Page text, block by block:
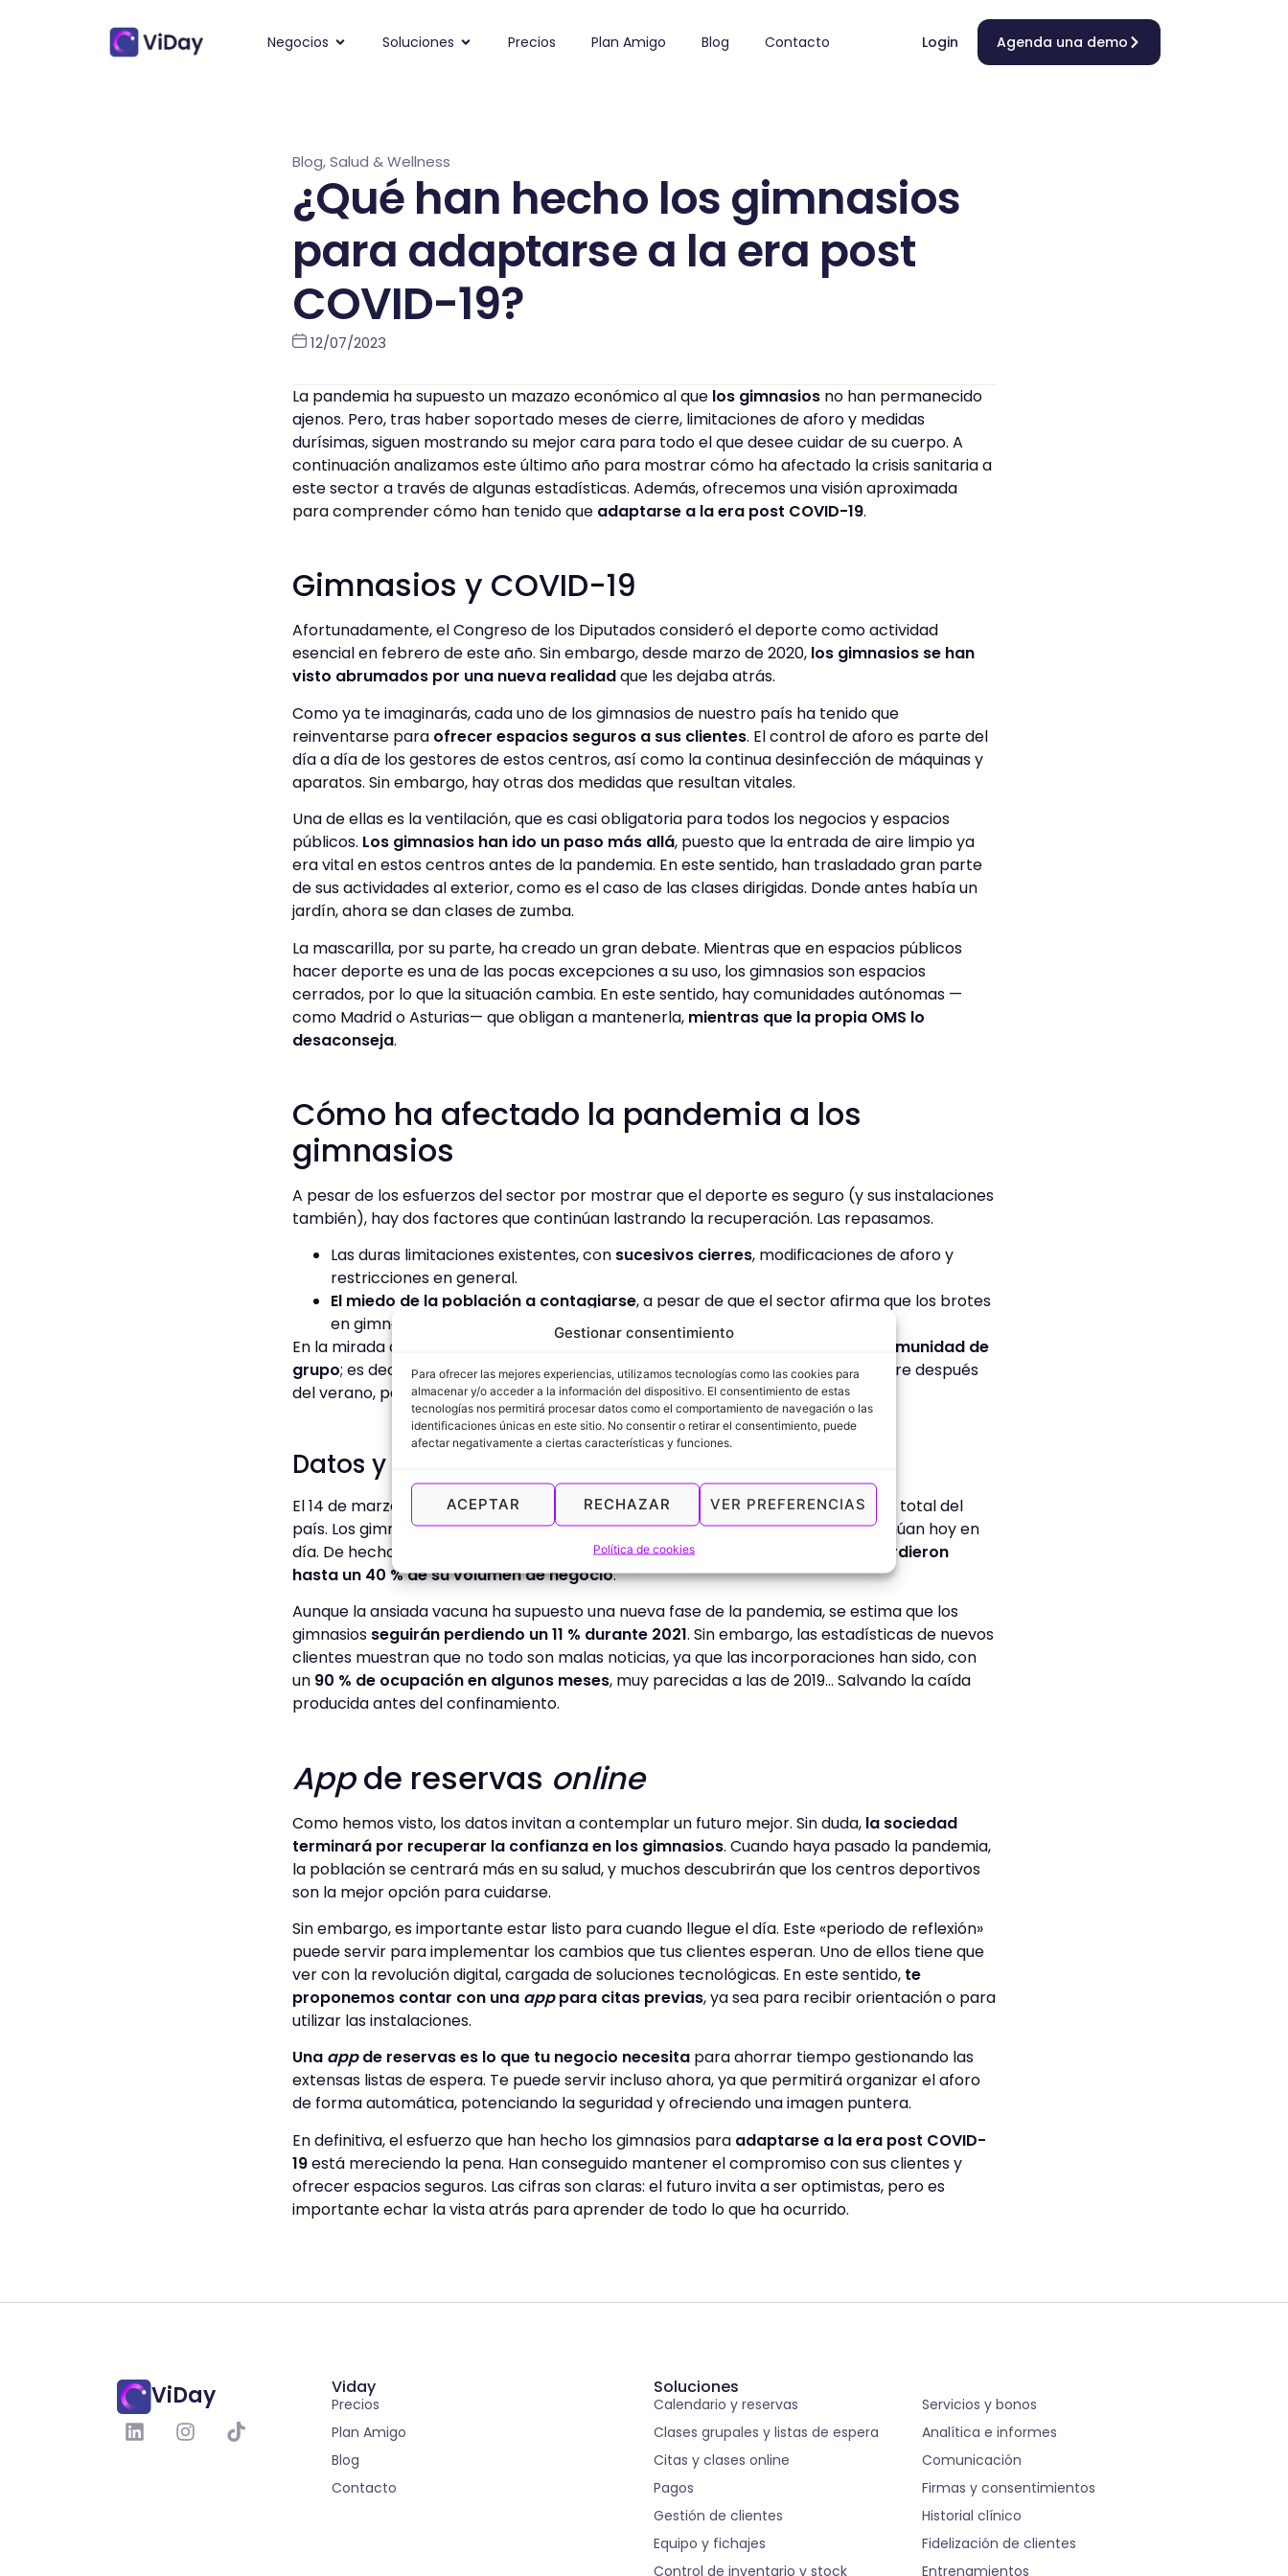
Gestionar consentimiento
Para ofrecer las mejores experiencias, utilizamos tecnologías como las cookies para
almacenar y/o acceder a la información del dispositivo. El consentimiento de estas
tecnologías nos permitirá procesar datos como el comportamiento de navegación o las
identificaciones únicas en este sitio. No consentir o retirar el consentimiento, puede
afectar negativamente a ciertas características y funciones.
ACEPTAR RECHAZAR VER PREFERENCIAS
Política de cookies
Negocios Soluciones Precios Plan Amigo Blog Contacto Login Agenda una demo
Blog,Salud & Wellness
¿Qué han hecho los gimnasios
para adaptarse a la era post
COVID-19?
12/07/2023
La pandemia ha supuesto un mazazo económico al que los gimnasiosno han permanecido
ajenos. Pero, tras haber soportado meses de cierre, limitaciones de aforo y medidas
durísimas, siguen mostrando su mejor cara para todo el que desee cuidar de su cuerpo. A
continuación analizamos este último año para mostrar cómo ha afectado la crisis sanitaria a
este sector a través de algunas estadísticas. Además, ofrecemos una visión aproximada
para comprender cómo han tenido queadaptarse a la era post COVID-19.
Gimnasios y COVID-19
Afortunadamente, el Congreso de los Diputados consideró el deporte como actividad
esencial en febrero de este año. Sin embargo, desde marzo de 2020, los gimnasios se han
visto abrumados por una nueva realidadque les dejaba atrás.
Como ya te imaginarás, cada uno de los gimnasios de nuestro país ha tenido que
reinventarse para ofrecer espacios seguros a sus clientes. El control de aforo es parte del
día a día de los gestores de estos centros, así como la continua desinfección de máquinas y
aparatos. Sin embargo, hay otras dos medidas que resultan vitales.
Una de ellas es la ventilación, que es casi obligatoria para todos los negocios y espacios
públicos. Los gimnasios han ido un paso más allá, puesto que la entrada de aire limpio ya
era vital en estos centros antes de la pandemia. En este sentido, han trasladado gran parte
de sus actividades al exterior, como es el caso de las clases dirigidas. Donde antes había un
jardín, ahora se dan clases de zumba.
La mascarilla, por su parte, ha creado un gran debate. Mientras que en espacios públicos
hacer deporte es una de las pocas excepciones a su uso, los gimnasios son espacios
cerrados, por lo que la situación cambia. En este sentido, hay comunidades autónomas —
como Madrid o Asturias— que obligan a mantenerla, mientras que la propia OMS lo
desaconseja.
Cómo ha afectado la pandemia a los
gimnasios
A pesar de los esfuerzos del sector por mostrar que el deporte es seguro (y sus instalaciones
también), hay dos factores que continúan lastrando la recuperación. Las repasamos.
Las duras limitaciones existentes, con sucesivos cierres, modificaciones de aforo y
restricciones en general.
El miedo de la población a contagiarse, a pesar de que el sector afirma que los brotes
en gimnasios no llegan al 1 %.
En la mirada de todos los profesionales del deporte se encuentra la esperada
inmunidad de
grupo; es decir, alcanzar el 70 % de la población vacunada. Se espera que se logre después
del verano, por lo que hay motivos para la esperanza.
Datos y estadísticas: evolución del sector
El 14 de marzo de 2020 el gobierno decretó el confinamiento y, con ello, el cierre total del
país. Los gimnasios sufrieron un auténtico batacazo cuyas consecuencias continúan hoy en
día. De hecho, se calcula que durante el año pasadolos centros deportivos perdieron
hasta un 40 % de su volumen de negocio.
Aunque la ansiada vacuna ha supuesto una nueva fase de la pandemia, se estima que los
gimnasios seguirán perdiendo un 11 % durante 2021. Sin embargo, las estadísticas de nuevos
clientes muestran que no todo son malas noticias, ya que las incorporaciones han sido, con
un 90 % de ocupación en algunos meses, muy parecidas a las de 2019… Salvando la caída
producida antes del confinamiento.
Appde reservas online
Como hemos visto, los datos invitan a contemplar un futuro mejor. Sin duda, la sociedad
terminará por recuperar la confianza en los gimnasios. Cuando haya pasado la pandemia,
la población se centrará más en su salud, y muchos descubrirán que los centros deportivos
son la mejor opción para cuidarse.
Sin embargo, es importante estar listo para cuando llegue el día. Este «periodo de reflexión»
puede servir para implementar los cambios que tus clientes esperan. Uno de ellos tiene que
ver con la revolución digital, cargada de soluciones tecnológicas. En este sentido, te
proponemos contar con una apppara citas previas, ya sea para recibir orientación o para
utilizar las instalaciones.
Una appde reservas es lo que tu negocio necesitapara ahorrar tiempo gestionando las
extensas listas de espera. Te puede servir incluso ahora, ya que permitirá organizar el aforo
de forma automática, potenciando la seguridad y ofreciendo una imagen puntera.
En definitiva, el esfuerzo que han hecho los gimnasios para adaptarse a la era post COVID-
19está mereciendo la pena. Han conseguido mantener el compromiso con sus clientes y
ofrecer espacios seguros. Las cifras son claras: el futuro invita a ser optimistas, pero es
importante echar la vista atrás para aprender de todo lo que ha ocurrido.
ViDay Viday
Precios
Plan Amigo
Blog
Contacto
Soluciones
Calendario y reservas
Clases grupales y listas de espera
Citas y clases online
Pagos
Gestión de clientes
Equipo y fichajes
Control de inventario y stock
Servicios y bonos
Analítica e informes
Comunicación
Firmas y consentimientos
Historial clínico
Fidelización de clientes
Entrenamientos